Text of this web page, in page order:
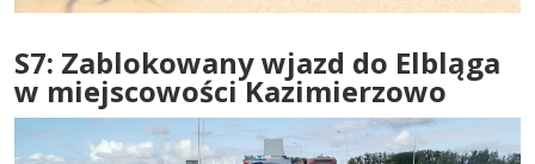
S7: Zablokowany wjazd do Elbląga
w miejscowości Kazimierzowo